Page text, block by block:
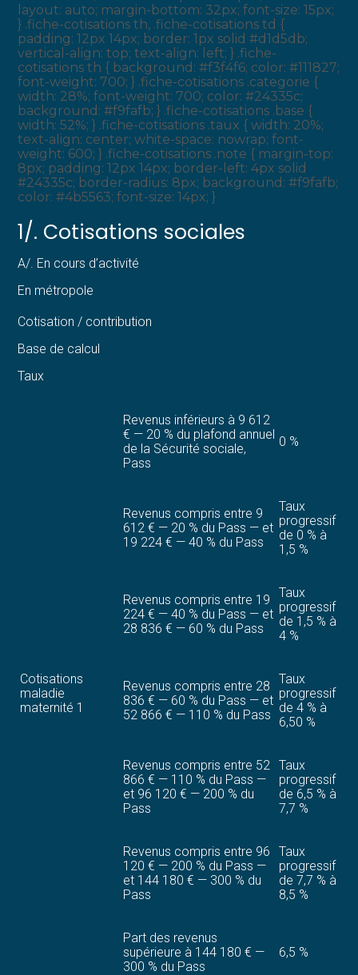
layout: auto; margin-bottom: 32px; font-size: 15px;
} .fiche-cotisations th, .fiche-cotisations td {
padding: 12px 14px; border: 1px solid #d1d5db;
vertical-align: top; text-align: left; } .fiche-
cotisations th { background: #f3f4f6; color: #111827;
font-weight: 700; } .fiche-cotisations .categorie {
width: 28%; font-weight: 700; color: #24335c;
background: #f9fafb; } .fiche-cotisations .base {
width: 52%; } .fiche-cotisations .taux { width: 20%;
text-align: center; white-space: nowrap; font-
weight: 600; } .fiche-cotisations .note { margin-top:
8px; padding: 12px 14px; border-left: 4px solid
#24335c; border-radius: 8px; background: #f9fafb;
color: #4b5563; font-size: 14px; }
1/. Cotisations sociales
A/. En cours d’activité
En métropole
Cotisation / contribution
Base de calcul
Taux
Cotisations
maladie
maternité 1
Revenus inférieurs à 9 612
€ — 20 % du plafond annuel
de la Sécurité sociale,
Pass
0 %
Revenus compris entre 9
612 € — 20 % du Pass — et
19 224 € — 40 % du Pass
Taux
progressif
de 0 % à
1,5 %
Revenus compris entre 19
224 € — 40 % du Pass — et
28 836 € — 60 % du Pass
Taux
progressif
de 1,5 % à
4 %
Revenus compris entre 28
836 € — 60 % du Pass — et
52 866 € — 110 % du Pass
Taux
progressif
de 4 % à
6,50 %
Revenus compris entre 52
866 € — 110 % du Pass —
et 96 120 € — 200 % du
Pass
Taux
progressif
de 6,5 % à
7,7 %
Revenus compris entre 96
120 € — 200 % du Pass —
et 144 180 € — 300 % du
Pass
Taux
progressif
de 7,7 % à
8,5 %
Part des revenus
supérieure à 144 180 € —
300 % du Pass
6,5 %